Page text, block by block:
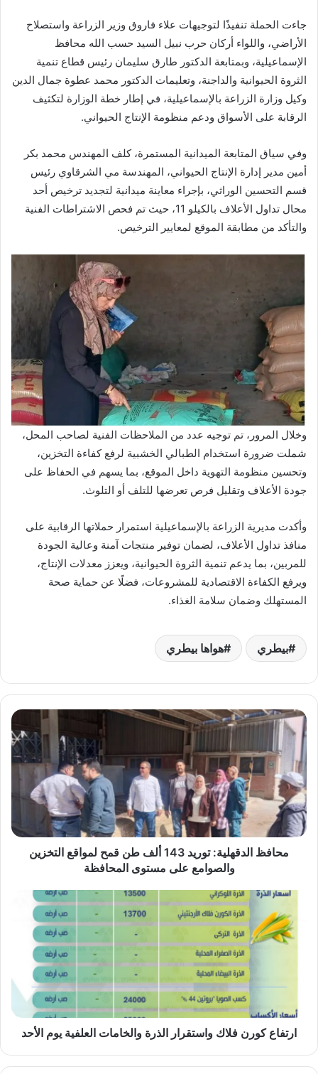
جاءت الحملة تنفيذًا لتوجيهات علاء فاروق وزير الزراعة واستصلاح
الأراضي، واللواء أركان حرب نبيل السيد حسب الله محافظ
الإسماعيلية، وبمتابعة الدكتور طارق سليمان رئيس قطاع تنمية
الثروة الحيوانية والداجنة، وتعليمات الدكتور محمد عطوة جمال الدين
وكيل وزارة الزراعة بالإسماعيلية، في إطار خطة الوزارة لتكثيف
الرقابة على الأسواق ودعم منظومة الإنتاج الحيواني.
وفي سياق المتابعة الميدانية المستمرة، كلف المهندس محمد بكر
أمين مدير إدارة الإنتاج الحيواني، المهندسة مي الشرقاوي رئيس
قسم التحسين الوراثي، بإجراء معاينة ميدانية لتجديد ترخيص أحد
محال تداول الأعلاف بالكيلو 11، حيث تم فحص الاشتراطات الفنية
والتأكد من مطابقة الموقع لمعايير الترخيص.
وخلال المرور، تم توجيه عدد من الملاحظات الفنية لصاحب المحل،
شملت ضرورة استخدام الطبالي الخشبية لرفع كفاءة التخزين،
وتحسين منظومة التهوية داخل الموقع، بما يسهم في الحفاظ على
جودة الأعلاف وتقليل فرص تعرضها للتلف أو التلوث.
وأكدت مديرية الزراعة بالإسماعيلية استمرار حملاتها الرقابية على
منافذ تداول الأعلاف، لضمان توفير منتجات آمنة وعالية الجودة
للمربين، بما يدعم تنمية الثروة الحيوانية، ويعزز معدلات الإنتاج،
ويرفع الكفاءة الاقتصادية للمشروعات، فضلًا عن حماية صحة
المستهلك وضمان سلامة الغذاء.
بيطري هواها بيطري
محافظ
الدقهلية:
توريد
143
ألف
طن
قمح
لمواقع
التخزين
والصوامع
المحافظة
محافظ الدقهلية: توريد 143 ألف طن قمح لمواقع التخزين
والصوامع على مستوى المحافظة
ارتفاع
فلاك
واستقرار
العلفية
الأحد
ارتفاع كورن فلاك واستقرار الذرة والخامات العلفية يوم الأحد